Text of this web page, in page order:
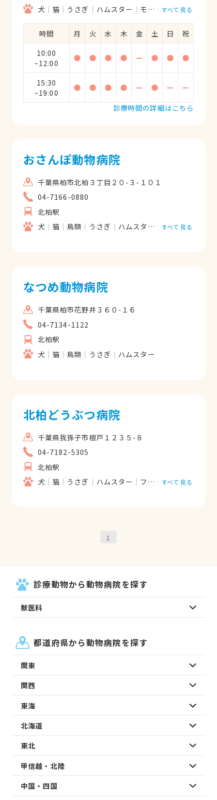
犬
猫 うさぎ ハムスター モルモット リス
すべて見る
時間 月 火 水 木 金 土 日
祝
10:00
~12:00
● ● ● ● ー ● ● ●
15:30
~19:00
● ● ● ● ー ● ー
ー
診療時間の詳細はこちら
おさんぽ動物病院
千葉県柏市北柏３丁目２０-３-１０１
04-7166-0880
北柏駅
犬
猫 鳥類 うさぎ ハムスター フェレット
すべて見る
なつめ動物病院
千葉県柏市花野井３６０-１６
04-7134-1122
北柏駅
犬
猫 鳥類 うさぎ ハムスター
北柏どうぶつ病院
千葉県我孫子市根戸１２３５-８
04-7182-5305
北柏駅
犬
猫 うさぎ ハムスター フェレット すべて見る
1
診療動物から動物病院を探す
獣医科
都道府県から動物病院を探す
関東
関西
東海
北海道
東北
甲信越・北陸
中国・四国